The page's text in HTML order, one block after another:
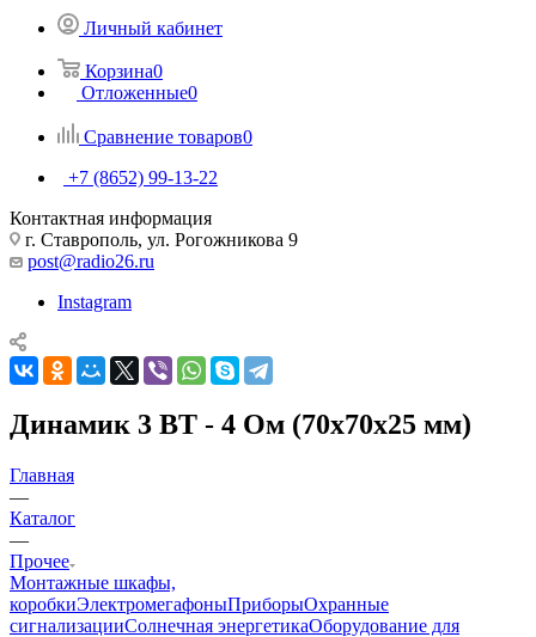
Личный кабинет
Корзина0
Отложенные0
Сравнение товаров0
+7 (8652) 99-13-22
Контактная информация
г. Ставрополь, ул. Рогожникова 9
post@radio26.ru
Instagram
Динамик 3 ВТ - 4 Ом (70х70х25 мм)
Главная
—
Каталог
—
Прочее
Монтажные шкафы,
коробкиЭлектромегафоныПриборыОхранные
сигнализацииСолнечная энергетикаОборудование для